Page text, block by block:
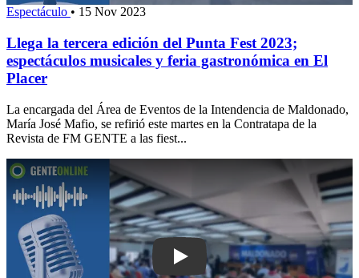
Espectáculo • 15 Nov 2023
Llega la tercera edición del Punta Fest 2023;
espectáculos musicales y feria gastronómica en El
Placer
La encargada del Área de Eventos de la Intendencia de Maldonado,
María José Mafio, se refirió este martes en la Contratapa de la
Revista de FM GENTE a las fiest...
Play: Lanzaron “Familias Fuertes” en